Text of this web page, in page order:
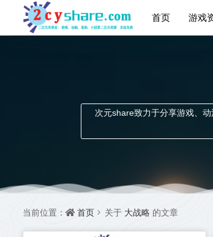
首页 游戏
次元share致力于分享游戏、
当前位置： 首页 关于 大战略 的文章